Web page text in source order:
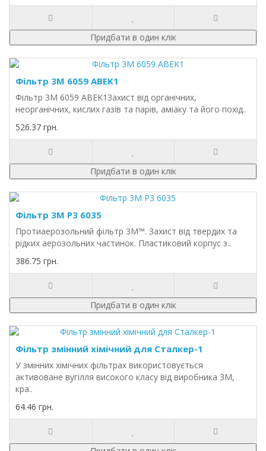
Придбати в один клік
Фільтр 3M 6059 ABEK1
Фільтр 3M 6059 ABEK1Захист від органічних,
неорганічних, кислих газів та парів, аміаку та його похід..
526.37 грн.
Придбати в один клік
Фільтр 3M P3 6035
Протиаерозольний фільтр 3М™. Захист від твердих та
рідких аерозольних частинок. Пластиковий корпус з..
386.75 грн.
Придбати в один клік
Фільтр змінний хімічний для Сталкер-1
У змінних хімічних фільтрах використовується
активоване вугілля високого класу від виробника 3M,
кра..
64.46 грн.